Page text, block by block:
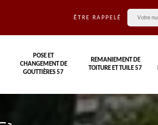
ÊTRE RAPPELÉ
POSE ET
CHANGEMENT DE
GOUTTIÈRES 57
REMANIEMENT DE
TOITURE ET TUILE 57